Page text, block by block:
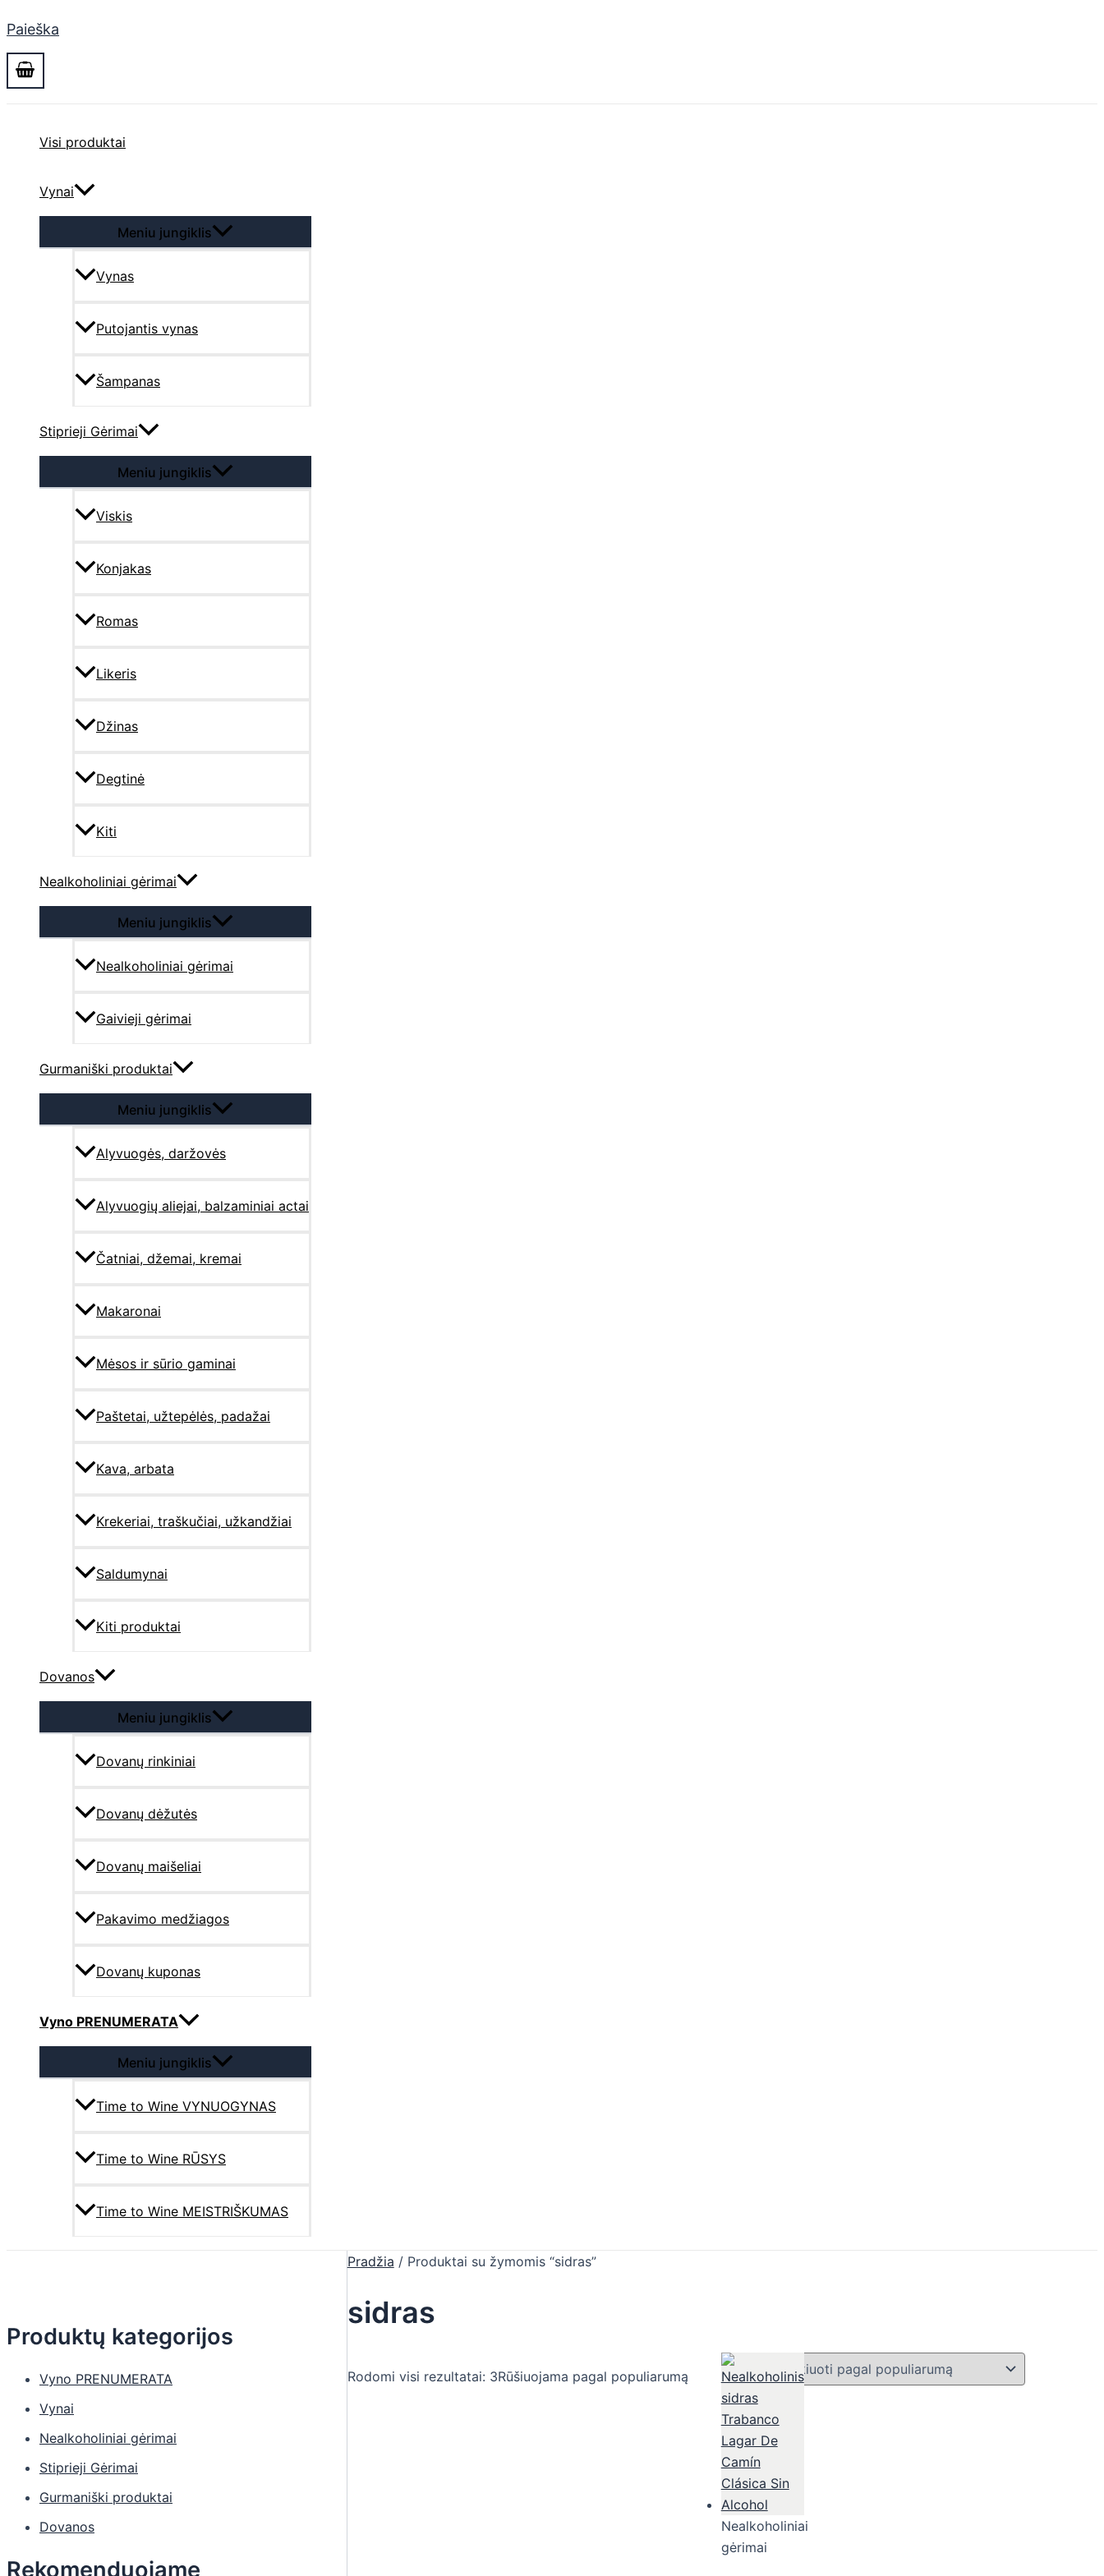
Paieška
Visi produktai
Vynai
Meniu jungiklis
Vynas
Putojantis vynas
Šampanas
Stiprieji Gėrimai
Meniu jungiklis
Viskis
Konjakas
Romas
Likeris
Džinas
Degtinė
Kiti
Nealkoholiniai gėrimai
Meniu jungiklis
Nealkoholiniai gėrimai
Gaivieji gėrimai
Gurmaniški produktai
Meniu jungiklis
Alyvuogės, daržovės
Alyvuogių aliejai, balzaminiai actai
Čatniai, džemai, kremai
Makaronai
Mėsos ir sūrio gaminai
Paštetai, užtepėlės, padažai
Kava, arbata
Krekeriai, traškučiai, užkandžiai
Saldumynai
Kiti produktai
Dovanos
Meniu jungiklis
Dovanų rinkiniai
Dovanų dėžutės
Dovanų maišeliai
Pakavimo medžiagos
Dovanų kuponas
Vyno PRENUMERATA
Meniu jungiklis
Time to Wine VYNUOGYNAS
Time to Wine RŪSYS
Time to Wine MEISTRIŠKUMAS
Produktų kategorijos
Vyno PRENUMERATA
Vynai
Nealkoholiniai gėrimai
Stiprieji Gėrimai
Gurmaniški produktai
Dovanos
Rekomenduojame
Pradžia / Produktai su žymomis “sidras”
sidras
Rodomi visi rezultatai: 3Rūšiuojama pagal populiarumą
Nealkoholiniai
gėrimai